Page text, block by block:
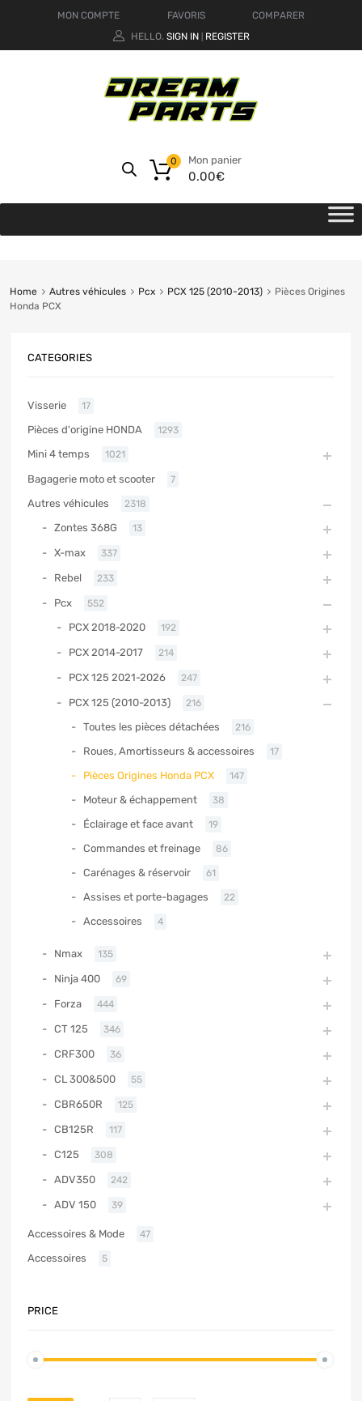
MON COMPTE FAVORIS
COMPARER
HELLO. SIGN IN REGISTER
Mon panier
0.00€
0
Home Autres véhicules Pcx PCX 125 (2010-2013)
Pièces Origines
Honda PCX
CATEGORIES
Visserie 17
Pièces d'origine HONDA 1293
Mini 4 temps 1021
Bagagerie moto et scooter 7
Autres véhicules 2318
Zontes 368G 13
X-max 337
Rebel 233
Pcx 552
PCX 2018-2020 192
PCX 2014-2017 214
PCX 125 2021-2026 247
PCX 125 (2010-2013) 216
Toutes les pièces détachées 216
Roues, Amortisseurs & accessoires 17
Pièces Origines Honda PCX 147
Moteur & échappement 38
Éclairage et face avant 19
Commandes et freinage 86
Carénages & réservoir 61
Assises et porte-bagages 22
Accessoires 4
Nmax 135
Ninja 400 69
Forza 444
CT 125 346
CRF300 36
CL 300&500 55
CBR650R 125
CB125R 117
C125 308
ADV350 242
ADV 150 39
Accessoires & Mode 47
Accessoires 5
PRICE